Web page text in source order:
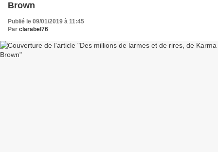
Brown
Publié le 09/01/2019 à 11:45
Par clarabel76